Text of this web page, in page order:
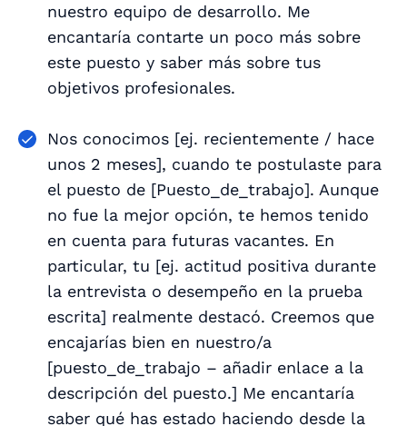
nuestro equipo de desarrollo. Me
encantaría contarte un poco más sobre
este puesto y saber más sobre tus
objetivos profesionales.
Nos conocimos [ej. recientemente / hace
unos 2 meses], cuando te postulaste para
el puesto de [Puesto_de_trabajo]. Aunque
no fue la mejor opción, te hemos tenido
en cuenta para futuras vacantes. En
particular, tu [ej. actitud positiva durante
la entrevista o desempeño en la prueba
escrita] realmente destacó. Creemos que
encajarías bien en nuestro/a
[puesto_de_trabajo – añadir enlace a la
descripción del puesto.] Me encantaría
saber qué has estado haciendo desde la